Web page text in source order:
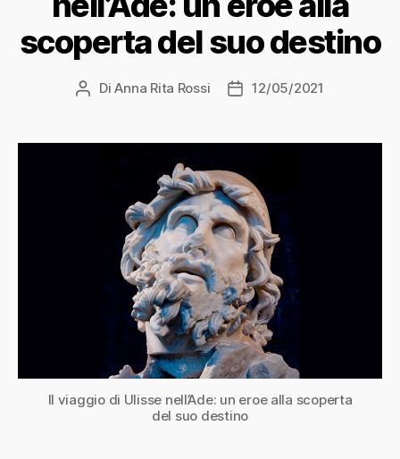
scoperta del suo destino
Autore
DiAnna Rita Rossi
Data12/05/2021
Il viaggio di Ulisse nell’Ade: un eroe alla scoperta
del suo destino